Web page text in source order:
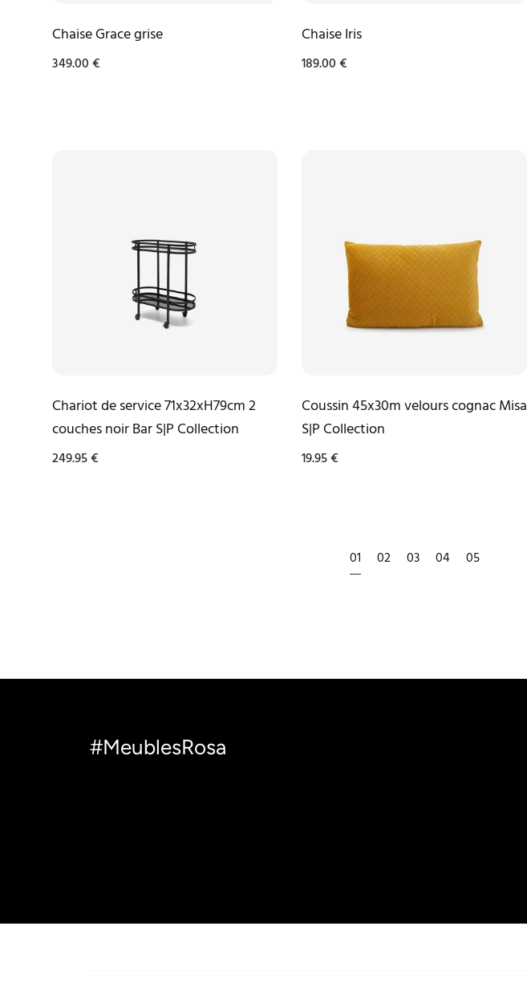
Chaise Grace grise
349.00€
Chaise Iris
189.00€
Chariot de service 71x32xH79cm 2
couches noir Bar S|P Collection
249.95€
Coussin 45x30m velours cognac Misa
S|P Collection
19.95€
1 2 3 4 5
#MeublesRosa